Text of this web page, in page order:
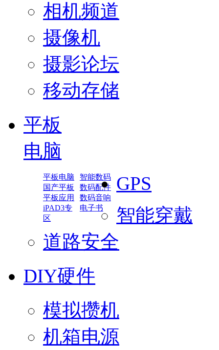
相机频道
摄像机
摄影论坛
移动存储
平板
电脑
平板电脑
智能数码
国产平板
数码配件
平板应用
数码音响
iPAD3专
区
电子书
GPS
智能穿戴
道路安全
DIY硬件
模拟攒机
机箱电源